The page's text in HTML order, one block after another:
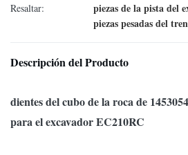
Resaltar:
piezas de la pista del
piezas pesadas del
Descripción del Producto
dientes del cubo de la roca de
para el excavador EC210RC